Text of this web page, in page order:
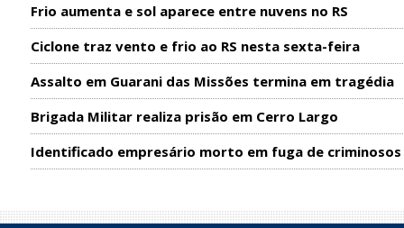
Frio aumenta e sol aparece entre nuvens no RS
Ciclone traz vento e frio ao RS nesta sexta-feira
Assalto em Guarani das Missões termina em tragédia
Brigada Militar realiza prisão em Cerro Largo
Identificado empresário morto em fuga de criminosos